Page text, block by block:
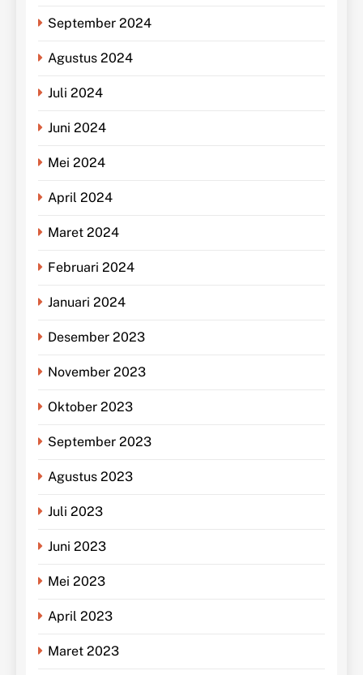
September 2024
Agustus 2024
Juli 2024
Juni 2024
Mei 2024
April 2024
Maret 2024
Februari 2024
Januari 2024
Desember 2023
November 2023
Oktober 2023
September 2023
Agustus 2023
Juli 2023
Juni 2023
Mei 2023
April 2023
Maret 2023